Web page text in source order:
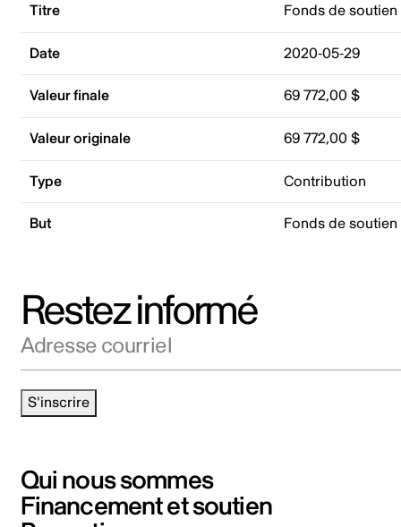
Titre Fonds de
Date 2020-05-29
Valeur finale 69 772,00 $
Valeur originale 69 772,00 $
Type Contribution
But Fonds de soutien
Restez informé
S'inscrire
Qui nous sommes
Financement et soutien